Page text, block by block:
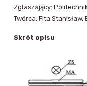
Zgłaszający:
Twórca: Fita Stanisław,
Skrót opisu